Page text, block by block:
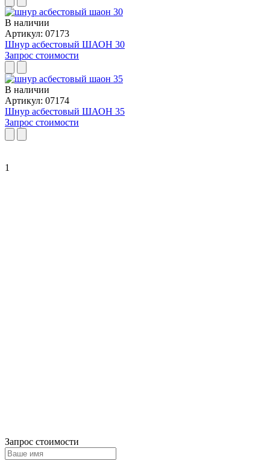
В наличии
Артикул: 07173
Шнур асбестовый ШАОН 30
Запрос стоимости
В наличии
Артикул: 07174
Шнур асбестовый ШАОН 35
Запрос стоимости
1
Запрос стоимости